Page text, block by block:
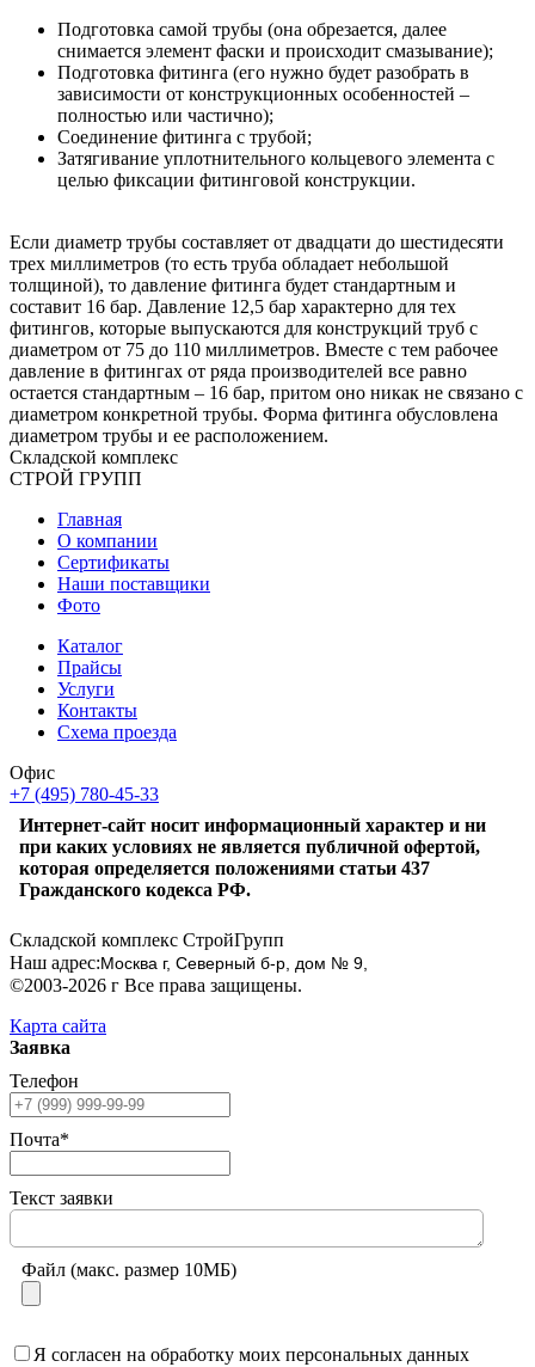
Подготовка самой трубы (она обрезается, далее
снимается элемент фаски и происходит смазывание);
Подготовка фитинга (его нужно будет разобрать в
зависимости от конструкционных особенностей –
полностью или частично);
Соединение фитинга с трубой;
Затягивание уплотнительного кольцевого элемента с
целью фиксации фитинговой конструкции.
Если диаметр трубы составляет от двадцати до шестидесяти
трех миллиметров (то есть труба обладает небольшой
толщиной), то давление фитинга будет стандартным и
составит 16 бар. Давление 12,5 бар характерно для тех
фитингов, которые выпускаются для конструкций труб с
диаметром от 75 до 110 миллиметров. Вместе с тем рабочее
давление в фитингах от ряда производителей все равно
остается стандартным – 16 бар, притом оно никак не связано с
диаметром конкретной трубы. Форма фитинга обусловлена
диаметром трубы и ее расположением.
Складской комплекс
СТРОЙ ГРУПП
Главная
О компании
Сертификаты
Наши поставщики
Фото
Каталог
Прайсы
Услуги
Контакты
Схема проезда
Офис
+7 (495) 780-45-33
Интернет-сайт носит информационный характер и ни
при каких условиях не является публичной офертой,
которая определяется положениями статьи 437
Гражданского кодекса РФ.
Складской комплекс СтройГрупп
Наш адрес:Москва г, Северный б-р, дом № 9,
©2003-2026 г Все права защищены.
Карта сайта
Заявка
Телефон
Почта*
Текст заявки
Файл (макс. размер 10МБ)
Я согласен на обработку моих персональных данных